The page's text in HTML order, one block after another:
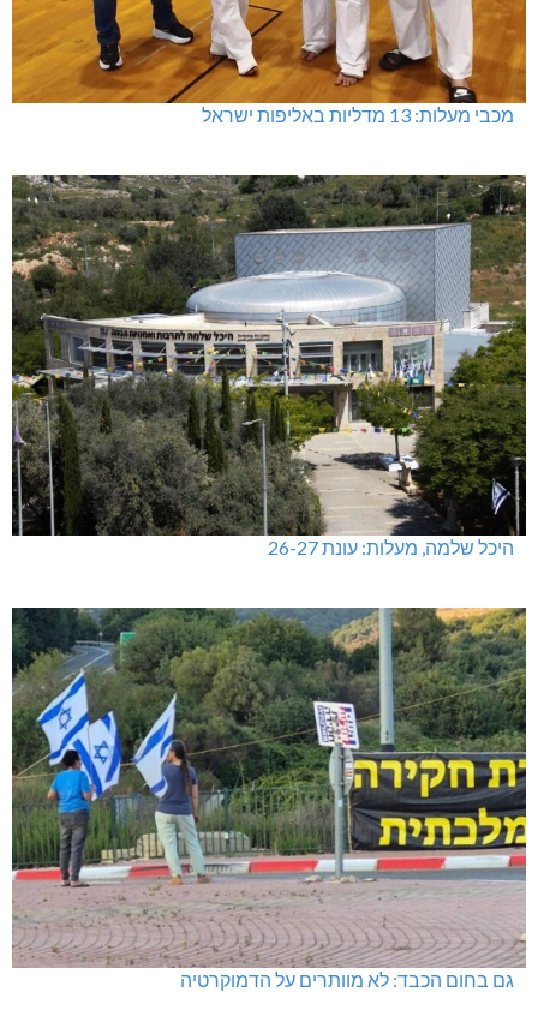
מכבי מעלות: 13 מדליות באליפות ישראל
היכל שלמה, מעלות: עונת 26-27
גם בחום הכבד: לא מוותרים על הדמוקרטיה